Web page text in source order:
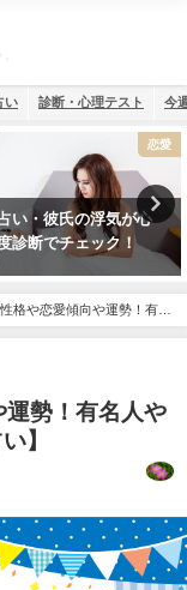
い 診断・心理テスト 今
恋愛
い・恋人はいつでき
いつできるのか診断し
格や恋愛傾向や運勢！有名
勢！有名人や
】